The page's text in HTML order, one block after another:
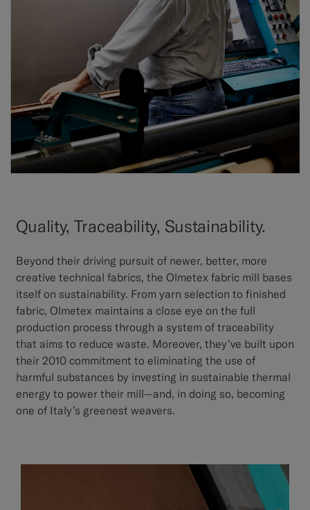
Quality, Traceability, Sustainability.
Beyond their driving pursuit of newer, better, more
creative technical fabrics, the Olmetex fabric mill bases
itself on sustainability. From yarn selection to finished
fabric, Olmetex maintains a close eye on the full
production process through a system of traceability
that aims to reduce waste. Moreover, they’ve built upon
their 2010 commitment to eliminating the use of
harmful substances by investing in sustainable thermal
energy to power their mill—and, in doing so, becoming
one of Italy’s greenest weavers.